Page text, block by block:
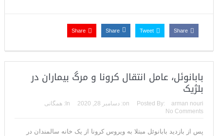
Share
Tweet
Share
Share
بابانوئل، عامل انتقال کرونا و مرگ بیماران در
بلژیک
Posted By: arman nouri
on: دسامبر 28, 2020 In:
همگانی
No Comments
پس از بازدید بابانوئل مبتلا به ویروس کرونا از یک خانه سالمندان در